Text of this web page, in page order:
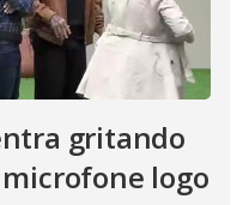
gritando
logo